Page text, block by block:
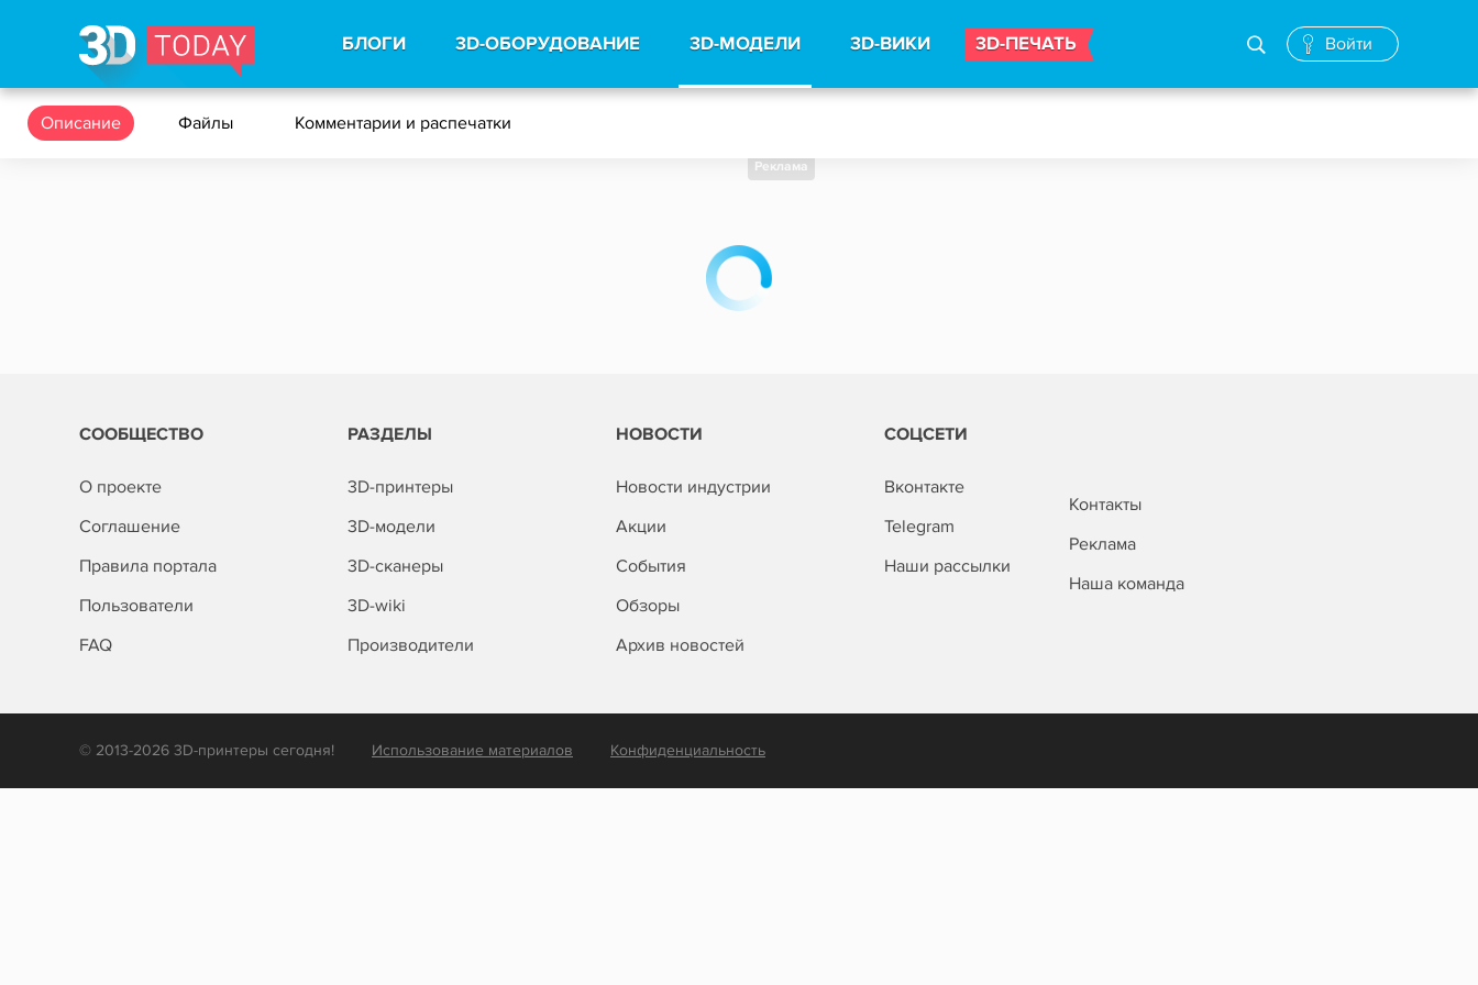
БЛОГИ 3D-ОБОРУДОВАНИЕ 3D-МОДЕЛИ 3D-ВИКИ 3D-ПЕЧАТЬ Войти
Описание Файлы Комментарии и распечатки
Реклама
СООБЩЕСТВО
О проекте
Соглашение
Правила портала
Пользователи
FAQ
РАЗДЕЛЫ
3D-принтеры
3D-модели
3D-сканеры
3D-wiki
Производители
НОВОСТИ
Новости индустрии
Акции
События
Обзоры
Архив новостей
СОЦСЕТИ
Вконтакте
Telegram
Наши рассылки
Контакты
Реклама
Наша команда
© 2013-2026 3D-принтеры сегодня! Использование материалов Конфиденциальность